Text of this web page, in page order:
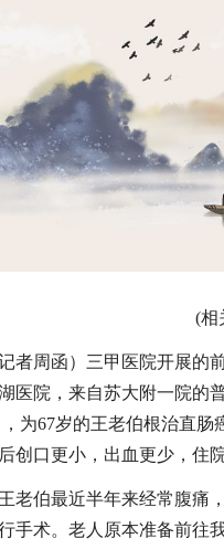
(相
者周函）三甲医院开展的
医院，来自苏大附一院的
为67岁的王老伯根治直
创口更小，出血更少，住
老伯最近半年来经常腹痛
手术。老人原本准备前往